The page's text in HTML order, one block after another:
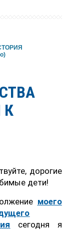
К
дорогие
дети!
моего
сегодня я